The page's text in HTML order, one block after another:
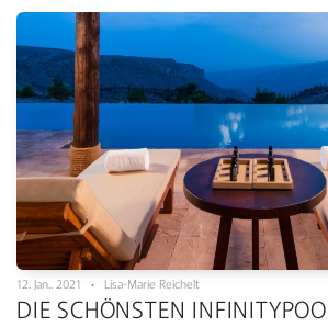
12. Jan.. 2021 • Lisa-Marie Reichelt
DIE SCHÖNSTEN